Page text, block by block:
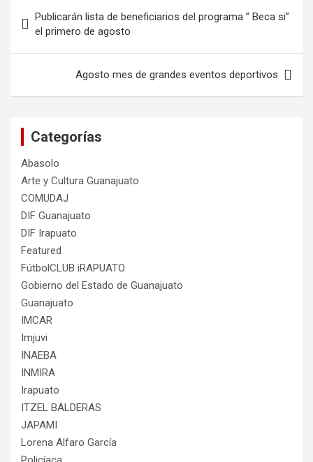
de
entradas
Publicarán lista de beneficiarios del programa ” Beca si”
el primero de agosto
Agosto mes de grandes eventos deportivos
Categorías
Abasolo
Arte y Cultura Guanajuato
COMUDAJ
DIF Guanajuato
DIF Irapuato
Featured
FútbolCLUB iRAPUATO
Gobierno del Estado de Guanajuato
Guanajuato
IMCAR
Imjuvi
INAEBA
INMIRA
Irapuato
ITZEL BALDERAS
JAPAMI
Lorena Alfaro García